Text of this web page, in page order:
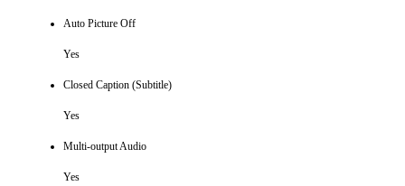
Auto Picture Off
Yes
Closed Caption (Subtitle)
Yes
Multi-output Audio
Yes